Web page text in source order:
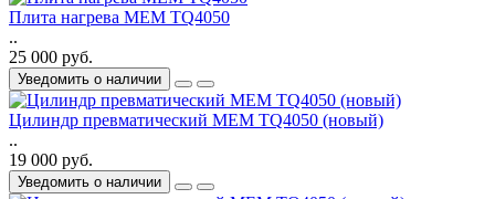
Плита нагрева MEM TQ4050
..
25 000 руб.
Уведомить о наличии
Цилиндр превматический MEM TQ4050 (новый)
..
19 000 руб.
Уведомить о наличии